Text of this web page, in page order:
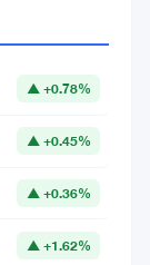
▲ +0.78%
▲ +0.45%
▲ +0.36%
▲ +1.62%